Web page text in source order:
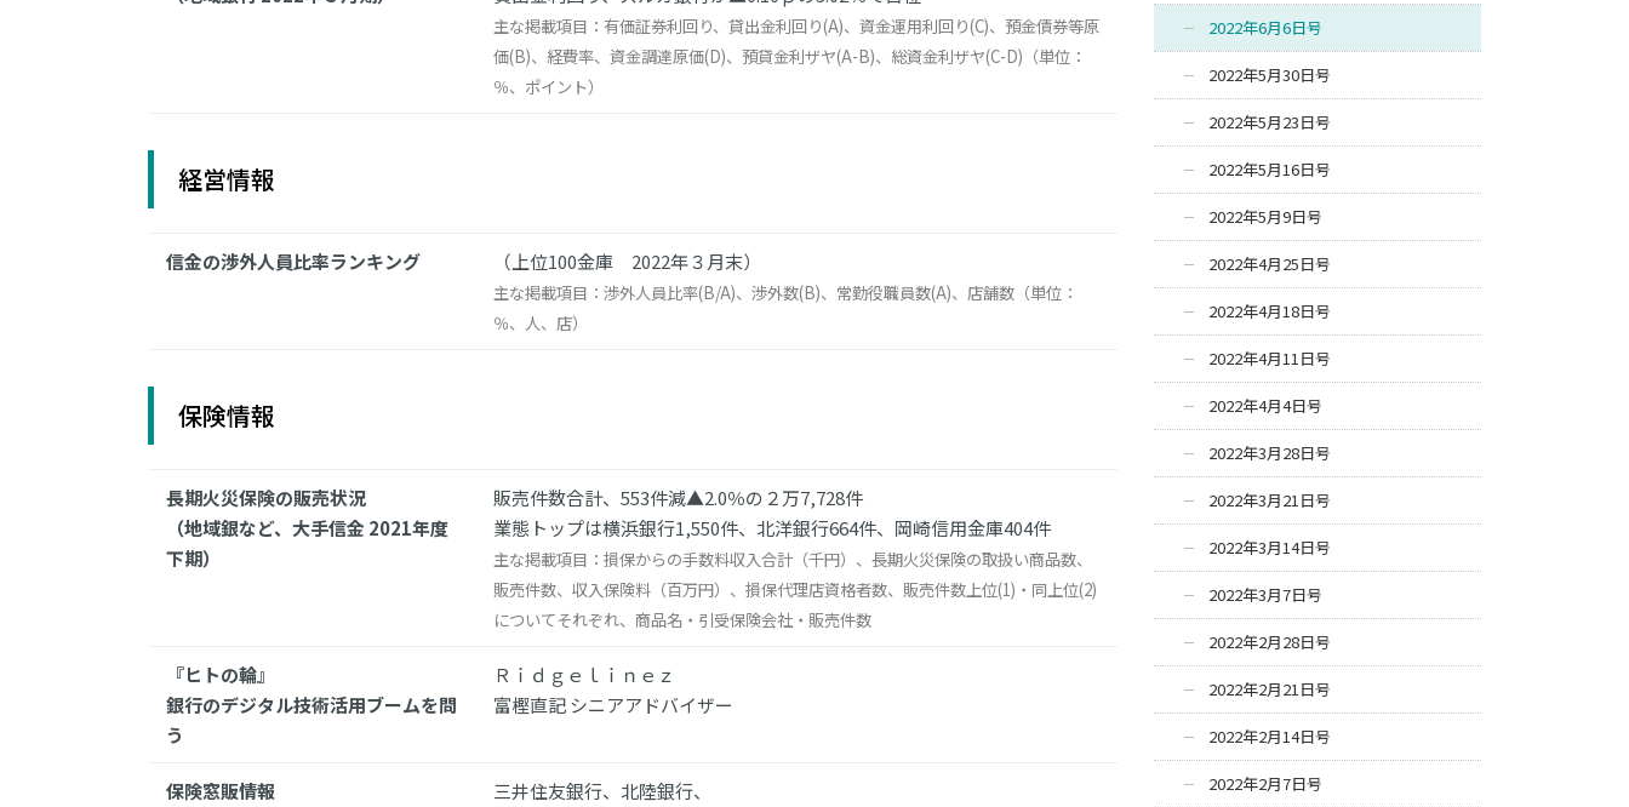
主な掲載項目：有価証券利回り、貸出金利回り(A)、資金運用利回り(C)、預金債券等原
価(B)、経費率、資金調達原価(D)、預貸金利ザヤ(A-B)、総資金利ザヤ(C-D)（単位：
％、ポイント）
経営情報
信金の渉外人員比率ランキング （上位100金庫 2022年３月末）
主な掲載項目：渉外人員比率(B/A)、渉外数(B)、常勤役職員数(A)、店舗数（単位：
％、人、店）
保険情報
長期火災保険の販売状況
（地域銀など、大手信金 2021年度
下期）
販売件数合計、553件減▲2.0％の２万7,728件
業態トップは横浜銀行1,550件、北洋銀行664件、岡崎信用金庫404件
主な掲載項目：損保からの手数料収入合計（千円）、長期火災保険の取扱い商品数、
販売件数、収入保険料（百万円）、損保代理店資格者数、販売件数上位(1)・同上位(2)
についてそれぞれ、商品名・引受保険会社・販売件数
『ヒトの輪』
銀行のデジタル技術活用ブームを問
う
Ｒｉｄｇｅｌｉｎｅｚ
富樫直記 シニアアドバイザー
保険窓販情報
三井住友銀行、北陸銀行、
2022年6月6日号
2022年5月30日号
2022年5月23日号
2022年5月16日号
2022年5月9日号
2022年4月25日号
2022年4月18日号
2022年4月11日号
2022年4月4日号
2022年3月28日号
2022年3月21日号
2022年3月14日号
2022年3月7日号
2022年2月28日号
2022年2月21日号
2022年2月14日号
2022年2月7日号